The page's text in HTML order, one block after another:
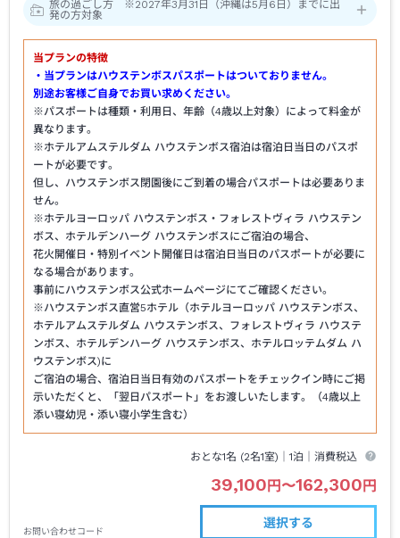
旅の過ごし方 ※2027年3月31日（沖縄は5月6日）までに出
発の方対象
当プランの特徴
・当プランはハウステンボスパスポートはついておりません。
別途お客様ご自身でお買い求めください。
※パスポートは種類・利用日、年齢（4歳以上対象）によって料金が
異なります。
※ホテルアムステルダム ハウステンボス宿泊は宿泊日当日のパスポ
ートが必要です。
但し、ハウステンボス閉園後にご到着の場合パスポートは必要ありま
せん。
※ホテルヨーロッパ ハウステンボス・フォレストヴィラ ハウステン
ボス、ホテルデンハーグ ハウステンボスにご宿泊の場合、
花火開催日・特別イベント開催日は宿泊日当日のパスポートが必要に
なる場合があります。
事前にハウステンボス公式ホームページにてご確認ください。
※ハウステンボス直営5ホテル（ホテルヨーロッパ ハウステンボス、
ホテルアムステルダム ハウステンボス、フォレストヴィラ ハウステ
ンボス、ホテルデンハーグ ハウステンボス、ホテルロッテムダム ハ
ウステンボス)に
ご宿泊の場合、宿泊日当日有効のパスポートをチェックイン時にご掲
示いただくと、「翌日パスポート」をお渡しいたします。（4歳以上
添い寝幼児・添い寝小学生含む）
おとな1名 (2名1室)｜1泊 ｜消費税込
39,100 円 〜162,300 円
お問い合わせコード
選択する